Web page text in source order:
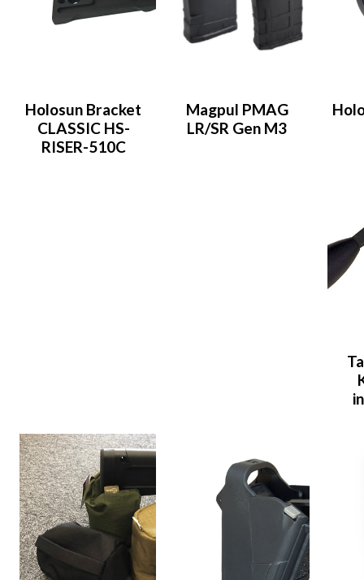
Holosun Bracket
CLASSIC HS-
RISER-510C
Magpul PMAG
LR/SR Gen M3